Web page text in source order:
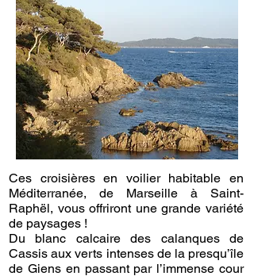
Ces croisières en voilier habitable en
Méditerranée, de Marseille à Saint-
Raphël, vous offriront une grande variété
de paysages !
Du blanc calcaire des calanques de
Cassis aux verts intenses de la presqu’île
de Giens en passant par l’immense cour